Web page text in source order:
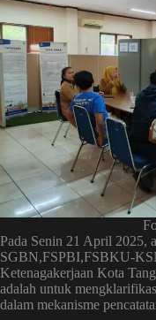
Pada Senin 21 April 2025,
SGBN,FSPBI,FSBKU-
Ketenagakerjaan Kota
adalah untuk
dalam mekanisme